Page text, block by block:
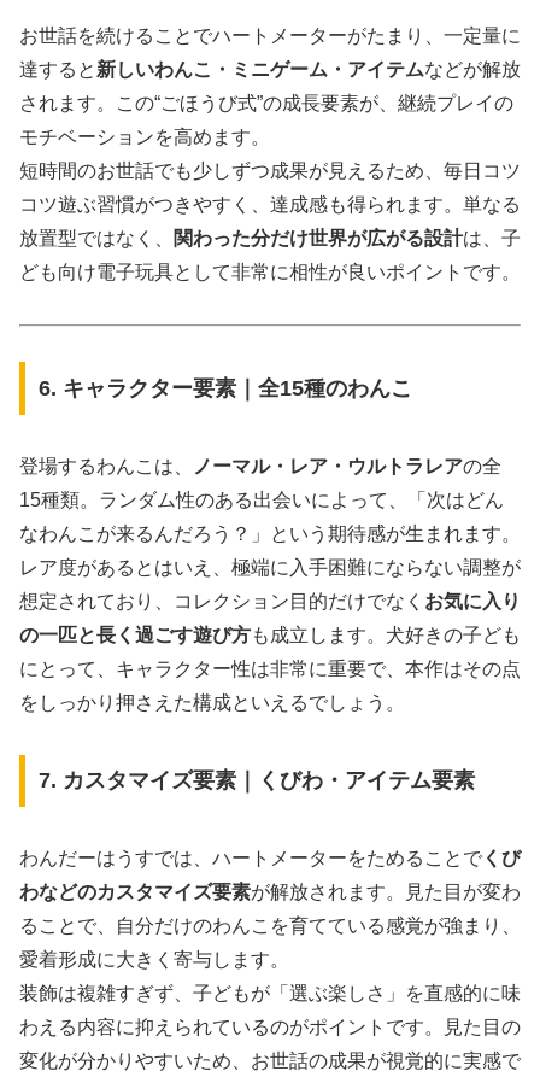
お世話を続けることでハートメーターがたまり、一定量に
達すると新しいわんこ・ミニゲーム・アイテムなどが解放
されます。この“ごほうび式”の成長要素が、継続プレイの
モチベーションを高めます。
短時間のお世話でも少しずつ成果が見えるため、毎日コツ
コツ遊ぶ習慣がつきやすく、達成感も得られます。単なる
放置型ではなく、
関わった分だけ世界が広がる設計は、子
ども向け電子玩具として非常に相性が良いポイントです。
6. キャラクター要素｜全15種のわんこ
登場するわんこは、 ノーマル・レア・ウルトラレアの全
15種類。ランダム性のある出会いによって、「次はどん
なわんこが来るんだろう？」という期待感が生まれます。
レア度があるとはいえ、極端に入手困難にならない調整が
想定されており、コレクション目的だけでなく お気に入り
の一匹と長く過ごす遊び方も成立します。犬好きの子ども
にとって、キャラクター性は非常に重要で、本作はその点
をしっかり押さえた構成といえるでしょう。
7. カスタマイズ要素｜くびわ・アイテム要素
わんだーはうすでは、ハートメーターをためることで くび
わなどのカスタマイズ要素が解放されます。見た目が変わ
ることで、自分だけのわんこを育てている感覚が強まり、
愛着形成に大きく寄与します。
装飾は複雑すぎず、子どもが「選ぶ楽しさ」を直感的に味
わえる内容に抑えられているのがポイントです。見た目の
変化が分かりやすいため、お世話の成果が視覚的に実感で